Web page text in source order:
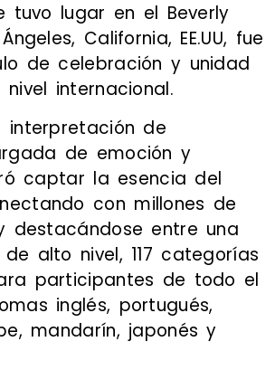
tuvo lugar en el Beverly
California, EE.UU, fue
de celebración y unidad
internacional.
interpretación de
de emoción y
captar la esencia del
con millones de
destacándose entre una
alto nivel, 117 categorías
participantes de todo el
inglés, portugués,
mandarín, japonés y